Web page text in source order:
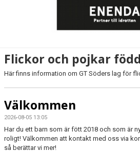
KONTAKT
Flickor och pojkar
Här finns information om GT Söders lag för
Välkommen
2026-08-05 13:05
Har du ett barn som är fött 2018 och som är
roligt! Välkommen att kontakt med oss via
så berättar vi mer!